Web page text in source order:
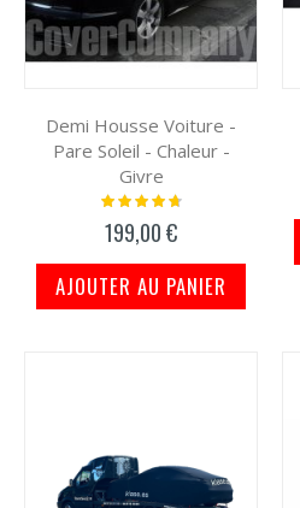
Demi Housse Voiture -
Pare Soleil - Chaleur -
Givre
Notation:
199,00 €
AJOUTER AU PANIER